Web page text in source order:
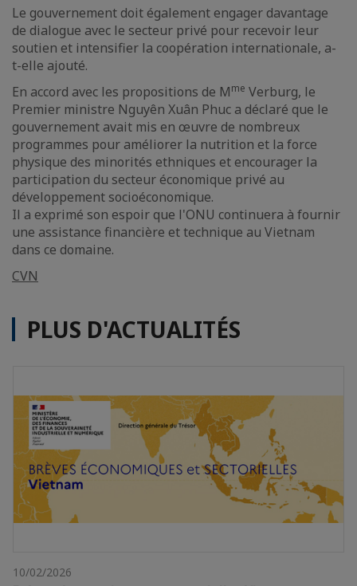
Le gouvernement doit également engager davantage
de dialogue avec le secteur privé pour recevoir leur
soutien et intensifier la coopération internationale, a-
t-elle ajouté.
En accord avec les propositions de Mme Verburg, le
Premier ministre Nguyên Xuân Phuc a déclaré que le
gouvernement avait mis en œuvre de nombreux
programmes pour améliorer la nutrition et la force
physique des minorités ethniques et encourager la
participation du secteur économique privé au
développement socioéconomique.
Il a exprimé son espoir que l'ONU continuera à fournir
une assistance financière et technique au Vietnam
dans ce domaine.
CVN
PLUS D'ACTUALITÉS
10/02/2026